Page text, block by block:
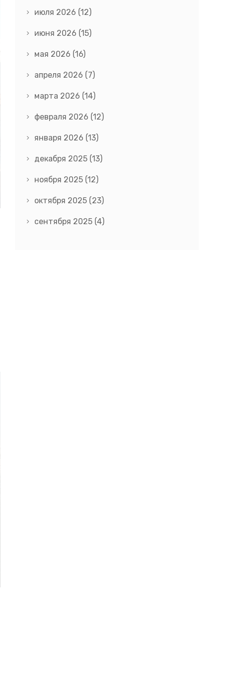
июля 2026 (12)
июня 2026 (15)
мая 2026 (16)
апреля 2026 (7)
марта 2026 (14)
февраля 2026 (12)
января 2026 (13)
декабря 2025 (13)
ноября 2025 (12)
октября 2025 (23)
сентября 2025 (4)